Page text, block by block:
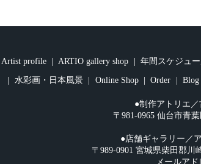
Artist profile ARTIO gallery shop 年間スケジュ
水彩画・日本風景 Online Shop Order Blog
●制作アトリエ
〒981-0965 仙台市青
●店舗ギャラリー／
〒989-0901 宮城県柴田郡川
メールアド